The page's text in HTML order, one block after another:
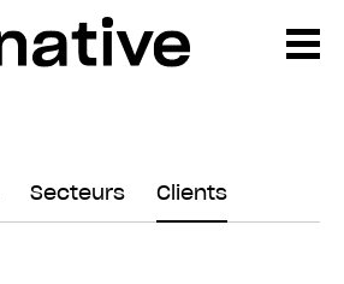
Secteurs Clients